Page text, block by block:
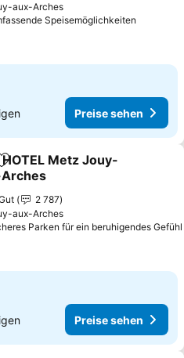
aux-Arches
Speisemöglichkeiten
Preise sehen
Zu Favoriten hinzufügen
HOTEL Metz Jouy-
2 787
aux-Arches
Parken für ein beruhigendes Gefühl
Preise sehen